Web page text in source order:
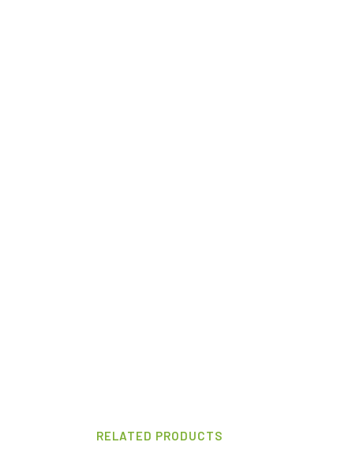
RELATED PRODUCTS